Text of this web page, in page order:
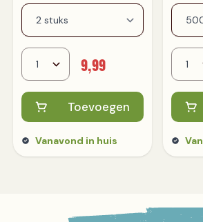
9,99
Toevoegen
Vanavond in huis